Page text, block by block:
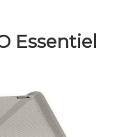
Essentiel